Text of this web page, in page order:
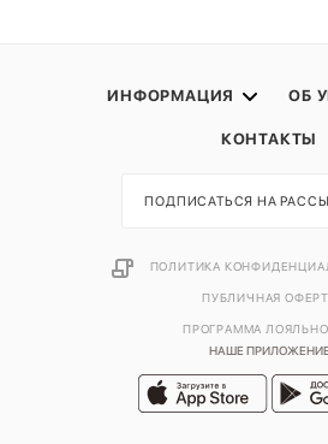
ИНФОРМАЦИЯ ОБ
КОНТАКТЫ
НАШЕ ПРИЛОЖЕНИЕ
ПОДПИСАТЬСЯ НА
ПОЛИТИКА
ПУБЛИЧНАЯ
ПРОГРАММА